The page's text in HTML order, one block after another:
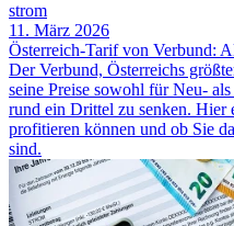
strom
11. März 2026
Österreich-Tarif von Verbund:
Der Verbund, Österreichs
seine Preise sowohl für Neu-
rund ein Drittel zu senken. Hier
profitieren können und ob Sie
sind.